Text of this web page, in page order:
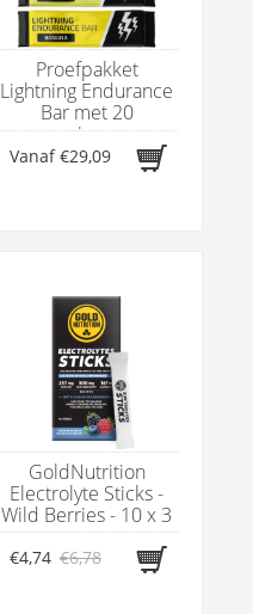
Proefpakket
Lightning Endurance
Bar met 20
energierepen
Vanaf€29,09
GoldNutrition
Electrolyte Sticks -
Wild Berries - 10 x 3
gram
€4,74 €6,78